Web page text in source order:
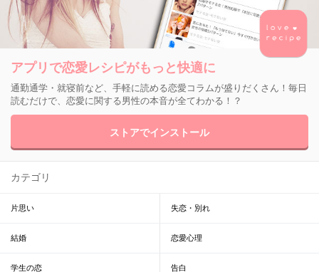
アプリで恋愛レシピがもっと快適に
通勤通学・就寝前など、手軽に読める恋愛コラムが盛りだくさん！毎日
読むだけで、恋愛に関する男性の本音が全てわかる！？
ストアでインストール
カテゴリ
片思い 失恋・別れ
結婚 恋愛心理
学生の恋 告白